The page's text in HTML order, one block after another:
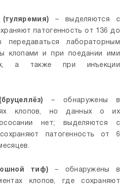
(туляремия) – выделяются с
патогенность от 136 до
передаваться лабораторным
клопами и при поедании ими
а также при инъекции
– обнаружены в
клопов, но данных о их
нет; выделяются с
патогенность от 6
тиф) – обнаружены в
клопов, где сохраняют